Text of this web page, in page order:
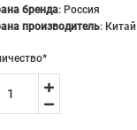
бренда: Россия
производитель: Китай
*